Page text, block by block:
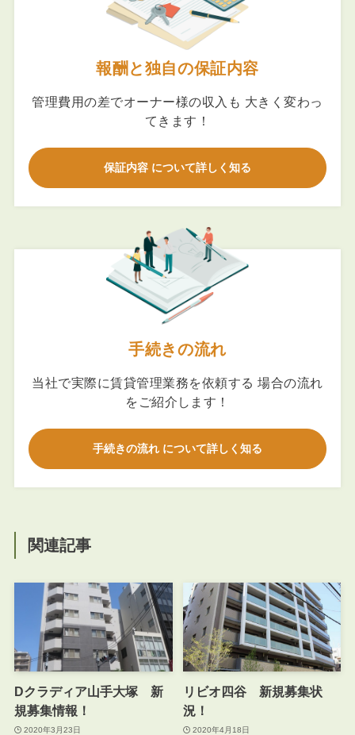
報酬と独自の保証内容
管理費用の差でオーナー様の収入も 大きく変わっ
てきます！
保証内容 について詳しく知る
手続きの流れ
当社で実際に賃貸管理業務を依頼する 場合の流れ
をご紹介します！
手続きの流れ について詳しく知る
関連記事
Dクラディア山手大塚 新
規募集情報！
2020年3月23日
リビオ四谷 新規募集状
況！
2020年4月18日